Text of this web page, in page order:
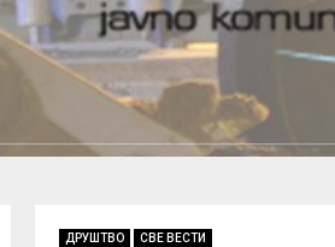
ДРУШТВО СВЕ ВЕСТИ